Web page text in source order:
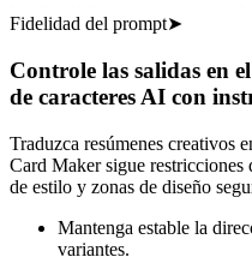
Fidelidad del prompt➤
Controle las salidas en
de caracteres AI con
Traduzca resúmenes creativos
Card Maker sigue restricciones
de estilo y zonas de diseño
Mantenga estable la
variantes.